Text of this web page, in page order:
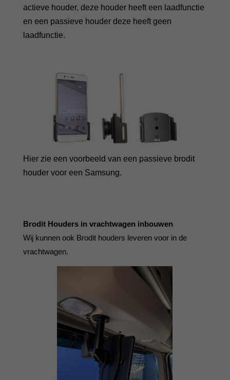
actieve houder, deze houder heeft een laadfunctie
en een passieve houder deze heeft geen
laadfunctie.
Hier zie een voorbeeld van een passieve brodit
houder voor een Samsung.
Brodit Houders in vrachtwagen inbouwen
Wij kunnen ook Brodit houders leveren voor in de
vrachtwagen.